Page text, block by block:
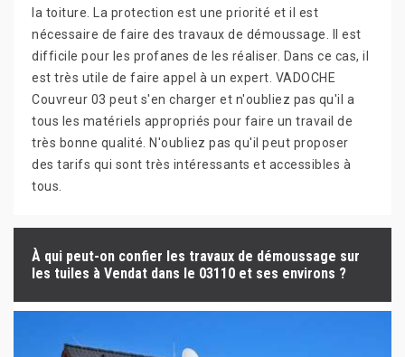
la toiture. La protection est une priorité et il est
nécessaire de faire des travaux de démoussage. Il est
difficile pour les profanes de les réaliser. Dans ce cas, il
est très utile de faire appel à un expert. VADOCHE
Couvreur 03 peut s'en charger et n'oubliez pas qu'il a
tous les matériels appropriés pour faire un travail de
très bonne qualité. N'oubliez pas qu'il peut proposer
des tarifs qui sont très intéressants et accessibles à
tous.
À qui peut-on confier les travaux de démoussage sur
les tuiles à Vendat dans le 03110 et ses environs ?